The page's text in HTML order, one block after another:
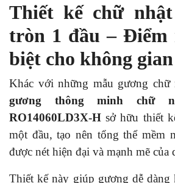
Thiết kế chữ
tròn 1 đầu – Điểm
biệt cho không gian
Khác với những mẫu gương chữ
gương thông minh chữ
RO14060LD3X-H sở hữu thiết
một đầu, tạo nên tổng thể mềm
được nét hiện đại và mạnh mẽ của
Thiết kế này giúp gương dễ